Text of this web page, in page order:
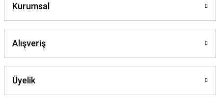
Kurumsal
Alışveriş
Üyelik